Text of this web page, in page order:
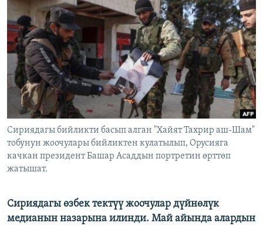
АЗАТТЫК+
ЫҢГАЙСЫЗ СУРООЛОР
ЭЕ/АРнун бардык сайттары
Сириядагы бийликти басып алган "Хайят Тахрир аш-Шам"
тобунун жоочулары бийликтен кулатылып, Орусияга
качкан президент Башар Асаддын портретин өрттөп
жатышат.
Сириядагы өзбек тектүү жоочулар дүйнөлүк
медианын назарына илинди. Май айында алардын